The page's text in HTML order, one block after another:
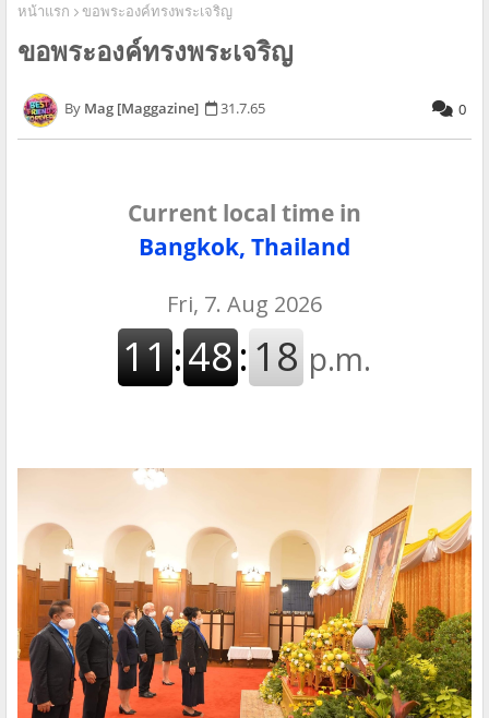
หน้าแรก ขอพระองค์ทรงพระเจริญ
ขอพระองค์ทรงพระเจริญ
Mag [Maggazine] 31.7.65 0
Current local time in
Bangkok, Thailand